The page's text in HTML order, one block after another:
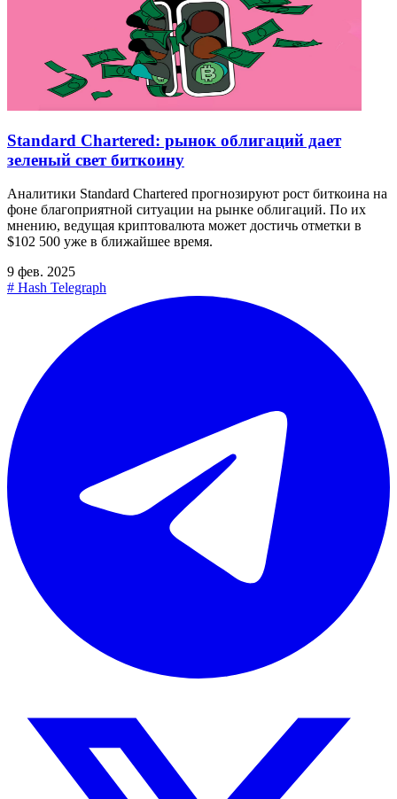
Standard Chartered: рынок облигаций дает
зеленый свет биткоину
Аналитики Standard Chartered прогнозируют рост биткоина на
фоне благоприятной ситуации на рынке облигаций. По их
мнению, ведущая криптовалюта может достичь отметки в
$102 500 уже в ближайшее время.
9 фев. 2025
# Hash Telegraph